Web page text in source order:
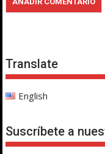
Translate
English
Suscríbete a